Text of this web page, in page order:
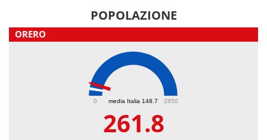
POPOLAZIONE
ORERO
media Italia 148.7
0 2850
261.8